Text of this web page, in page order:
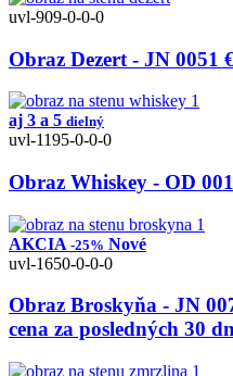
uvl-909-0-0-0
Obraz Dezert - JN 0051
aj 3 a 5 dielný
uvl-1195-0-0-0
Obraz Whiskey - OD
AKCIA -25% Nové
uvl-1650-0-0-0
Obraz Broskyňa - JN
cena za posledných 30